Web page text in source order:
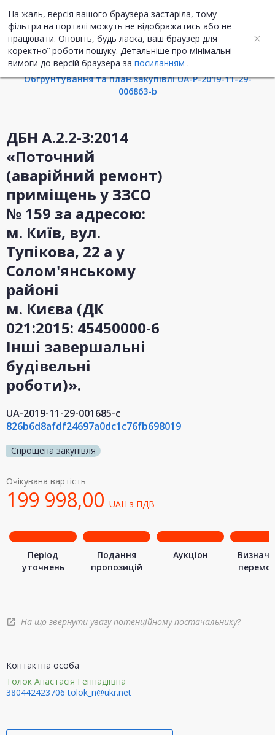
На жаль, версія вашого браузера застаріла, тому
фільтри на порталі можуть не відображатись або не
працювати. Оновіть, будь ласка, ваш браузер для
коректної роботи пошуку. Детальніше про мінімальні
вимоги до версій браузера за посиланням .
UA ENG
Інформація про закупівлю
Обгрунтування та план закупівлі UA-P-2019-11-29-
006863-b
ДБН А.2.2-3:2014
«Поточний
(аварійний ремонт)
приміщень у ЗЗСО
№ 159 за адресою:
м. Київ, вул.
Тупікова, 22 а у
Солом'янському
районі
м. Києва (ДК
021:2015: 45450000-6
Інші завершальні
будівельні
роботи)».
UA-2019-11-29-001685-c
826b6d8afdf24697a0dc1c76fb698019
Спрощена закупівля
Очікувана вартість
199 998,00 UAH з ПДВ
Період
уточнень
Подання
пропозицій
Аукціон
open_in_new На що звернути увагу потенційному постачальнику?
Контактна особа
Толок Анастасія Геннадіївна
380442423706 tolok_n@ukr.net